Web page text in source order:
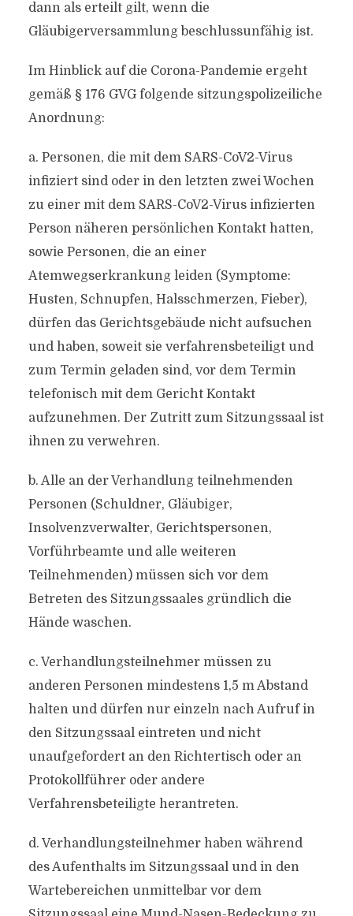
dann als erteilt gilt, wenn die
Gläubigerversammlung beschlussunfähig ist.
Im Hinblick auf die Corona-Pandemie ergeht
gemäß § 176 GVG folgende sitzungspolizeiliche
Anordnung:
a. Personen, die mit dem SARS-CoV2-Virus
infiziert sind oder in den letzten zwei Wochen
zu einer mit dem SARS-CoV2-Virus infizierten
Person näheren persönlichen Kontakt hatten,
sowie Personen, die an einer
Atemwegserkrankung leiden (Symptome:
Husten, Schnupfen, Halsschmerzen, Fieber),
dürfen das Gerichtsgebäude nicht aufsuchen
und haben, soweit sie verfahrensbeteiligt und
zum Termin geladen sind, vor dem Termin
telefonisch mit dem Gericht Kontakt
aufzunehmen. Der Zutritt zum Sitzungssaal ist
ihnen zu verwehren.
b. Alle an der Verhandlung teilnehmenden
Personen (Schuldner, Gläubiger,
Insolvenzverwalter, Gerichtspersonen,
Vorführbeamte und alle weiteren
Teilnehmenden) müssen sich vor dem
Betreten des Sitzungssaales gründlich die
Hände waschen.
c. Verhandlungsteilnehmer müssen zu
anderen Personen mindestens 1,5 m Abstand
halten und dürfen nur einzeln nach Aufruf in
den Sitzungssaal eintreten und nicht
unaufgefordert an den Richtertisch oder an
Protokollführer oder andere
Verfahrensbeteiligte herantreten.
d. Verhandlungsteilnehmer haben während
des Aufenthalts im Sitzungssaal und in den
Wartebereichen unmittelbar vor dem